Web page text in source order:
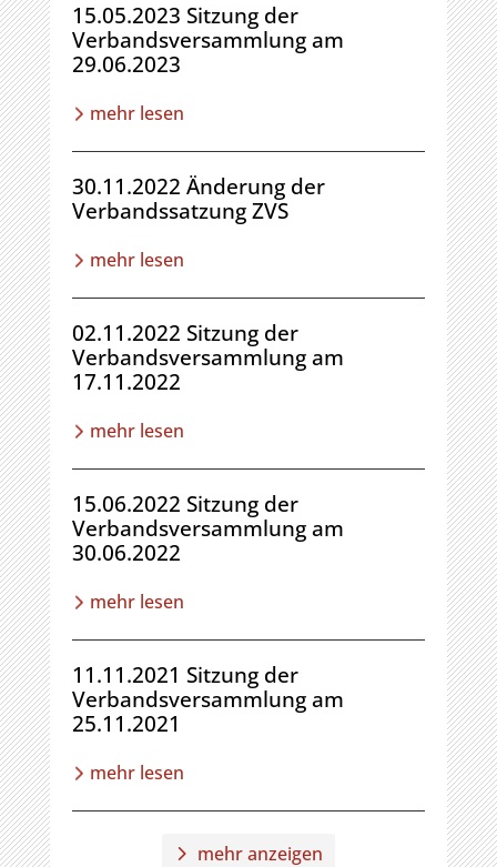
15.05.2023 Sitzung der
Verbandsversammlung am
29.06.2023
mehr lesen
30.11.2022 Änderung der
Verbandssatzung ZVS
mehr lesen
02.11.2022 Sitzung der
Verbandsversammlung am
17.11.2022
mehr lesen
15.06.2022 Sitzung der
Verbandsversammlung am
30.06.2022
mehr lesen
11.11.2021 Sitzung der
Verbandsversammlung am
25.11.2021
mehr lesen
mehr anzeigen